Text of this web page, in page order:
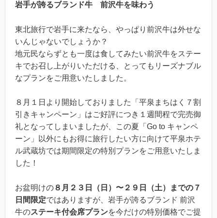
岩手が誇るブランド牛 前沢牛を味わう
東北旅行で岩手に来たなら、やっぱり前沢牛は外せな
いんじゃないでしょうか？
地元民ならずとも一度は食してみたい前沢牛をステー
キでお召し上がりいただける、とってもリーズナブル
なプランをご用意いたしました。
８月１日より開始しておりました「平泉まちはく７割
引きキャンペーン」はご好評につき１週間程で完売御
礼となってしまいましたが、この夏「Go to キャンペ
ーン」以外にもお得に旅行したい方に向けて平泉ホテ
ル武蔵坊では期間限定の特別プランをご用意いたしま
した！
お盆明けの８月２３日（日）〜２９日（土）までの７
日間限定ではありますが、岩手が誇るブランド 前沢
牛のステーキ付会席プランを今だけの特別価格でご提